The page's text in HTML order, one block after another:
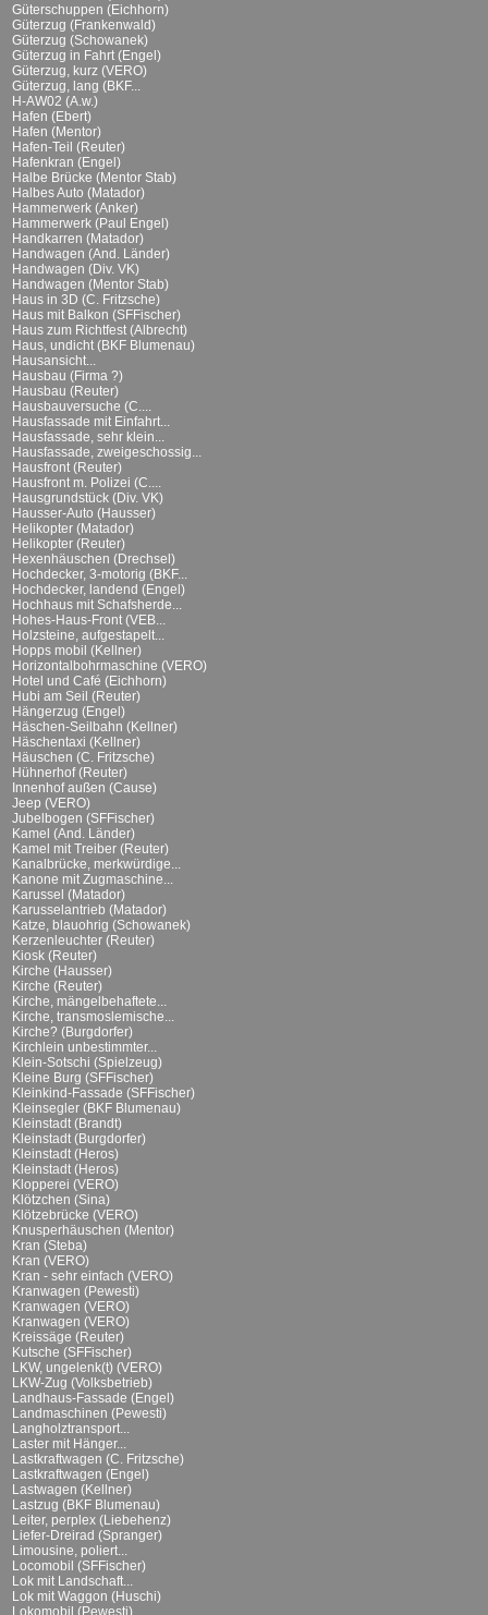
Güterschuppen (Eichhorn)
Güterzug (Frankenwald)
Güterzug (Schowanek)
Güterzug in Fahrt (Engel)
Güterzug, kurz (VERO)
Güterzug, lang (BKF...
H-AW02 (A.w.)
Hafen (Ebert)
Hafen (Mentor)
Hafen-Teil (Reuter)
Hafenkran (Engel)
Halbe Brücke (Mentor Stab)
Halbes Auto (Matador)
Hammerwerk (Anker)
Hammerwerk (Paul Engel)
Handkarren (Matador)
Handwagen (And. Länder)
Handwagen (Div. VK)
Handwagen (Mentor Stab)
Haus in 3D (C. Fritzsche)
Haus mit Balkon (SFFischer)
Haus zum Richtfest (Albrecht)
Haus, undicht (BKF Blumenau)
Hausansicht...
Hausbau (Firma ?)
Hausbau (Reuter)
Hausbauversuche (C....
Hausfassade mit Einfahrt...
Hausfassade, sehr klein...
Hausfassade, zweigeschossig...
Hausfront (Reuter)
Hausfront m. Polizei (C....
Hausgrundstück (Div. VK)
Hausser-Auto (Hausser)
Helikopter (Matador)
Helikopter (Reuter)
Hexenhäuschen (Drechsel)
Hochdecker, 3-motorig (BKF...
Hochdecker, landend (Engel)
Hochhaus mit Schafsherde...
Hohes-Haus-Front (VEB...
Holzsteine, aufgestapelt...
Hopps mobil (Kellner)
Horizontalbohrmaschine (VERO)
Hotel und Café (Eichhorn)
Hubi am Seil (Reuter)
Hängerzug (Engel)
Häschen-Seilbahn (Kellner)
Häschentaxi (Kellner)
Häuschen (C. Fritzsche)
Hühnerhof (Reuter)
Innenhof außen (Cause)
Jeep (VERO)
Jubelbogen (SFFischer)
Kamel (And. Länder)
Kamel mit Treiber (Reuter)
Kanalbrücke, merkwürdige...
Kanone mit Zugmaschine...
Karussel (Matador)
Karusselantrieb (Matador)
Katze, blauohrig (Schowanek)
Kerzenleuchter (Reuter)
Kiosk (Reuter)
Kirche (Hausser)
Kirche (Reuter)
Kirche, mängelbehaftete...
Kirche, transmoslemische...
Kirche? (Burgdorfer)
Kirchlein unbestimmter...
Klein-Sotschi (Spielzeug)
Kleine Burg (SFFischer)
Kleinkind-Fassade (SFFischer)
Kleinsegler (BKF Blumenau)
Kleinstadt (Brandt)
Kleinstadt (Burgdorfer)
Kleinstadt (Heros)
Kleinstadt (Heros)
Klopperei (VERO)
Klötzchen (Sina)
Klötzebrücke (VERO)
Knusperhäuschen (Mentor)
Kran (Steba)
Kran (VERO)
Kran - sehr einfach (VERO)
Kranwagen (Pewesti)
Kranwagen (VERO)
Kranwagen (VERO)
Kreissäge (Reuter)
Kutsche (SFFischer)
LKW, ungelenk(t) (VERO)
LKW-Zug (Volksbetrieb)
Landhaus-Fassade (Engel)
Landmaschinen (Pewesti)
Langholztransport...
Laster mit Hänger...
Lastkraftwagen (C. Fritzsche)
Lastkraftwagen (Engel)
Lastwagen (Kellner)
Lastzug (BKF Blumenau)
Leiter, perplex (Liebehenz)
Liefer-Dreirad (Spranger)
Limousine, poliert...
Locomobil (SFFischer)
Lok mit Landschaft...
Lok mit Waggon (Huschi)
Lokomobil (Pewesti)